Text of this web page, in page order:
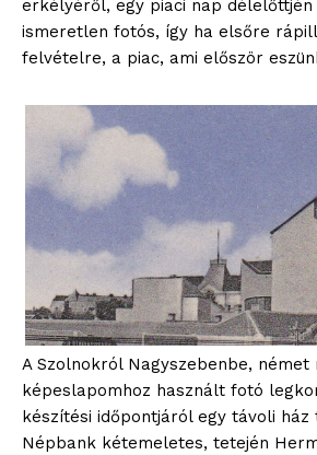
erkélyéről, egy piaci nap délelőttjén
ismeretlen fotós, így ha elsőre
felvételre, a piac, ami először
A Szolnokról Nagyszebenbe,
képeslapomhoz használt fotó
készítési időpontjáról egy távoli ház
Népbank kétemeletes, tetején